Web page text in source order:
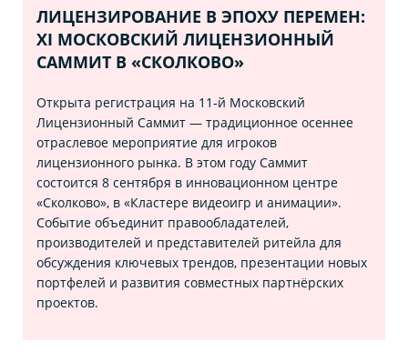
ЛИЦЕНЗИРОВАНИЕ В ЭПОХУ ПЕРЕМЕН:
XI МОСКОВСКИЙ ЛИЦЕНЗИОННЫЙ
САММИТ В «СКОЛКОВО»
Открыта регистрация на 11‑й Московский
Лицензионный Саммит — традиционное осеннее
отраслевое мероприятие для игроков
лицензионного рынка. В этом году Саммит
состоится 8 сентября в инновационном центре
«Сколково», в «Кластере видеоигр и анимации».
Событие объединит правообладателей,
производителей и представителей ритейла для
обсуждения ключевых трендов, презентации новых
портфелей и развития совместных партнёрских
проектов.